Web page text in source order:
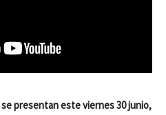
se presentan este viernes 30 junio,